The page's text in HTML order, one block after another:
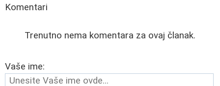
Komentari
Trenutno nema komentara za ovaj članak.
Vaše ime: